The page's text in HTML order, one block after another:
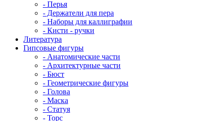
- Перья
- Держатели для пера
- Наборы для каллиграфии
- Кисти - ручки
Литература
Гипсовые фигуры
- Анатомические части
- Архитектурные части
- Бюст
- Геометрические фигуры
- Голова
- Маска
- Статуя
- Торс